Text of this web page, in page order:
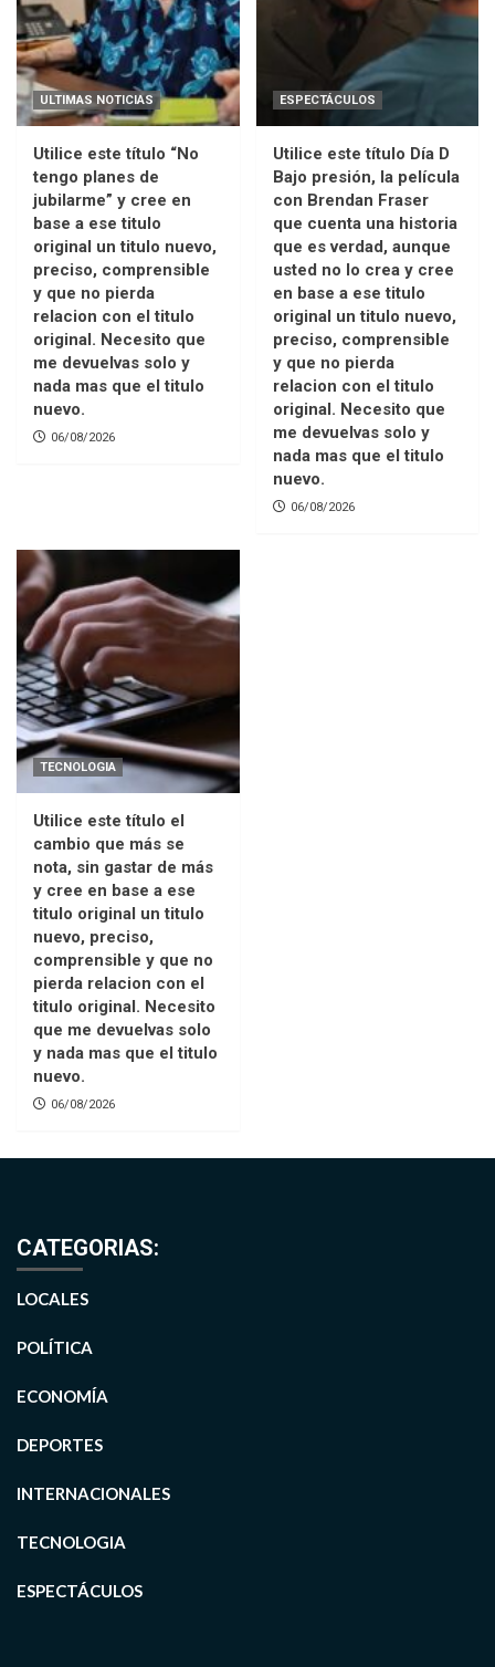
ULTIMAS NOTICIAS
Utilice este título “No
tengo planes de
jubilarme” y cree en
base a ese titulo
original un titulo nuevo,
preciso, comprensible
y que no pierda
relacion con el titulo
original. Necesito que
me devuelvas solo y
nada mas que el titulo
nuevo.
06/08/2026
ESPECTÁCULOS
Utilice este título Día D
Bajo presión, la película
con Brendan Fraser
que cuenta una historia
que es verdad, aunque
usted no lo crea y cree
en base a ese titulo
original un titulo nuevo,
preciso, comprensible
y que no pierda
relacion con el titulo
original. Necesito que
me devuelvas solo y
nada mas que el titulo
nuevo.
06/08/2026
TECNOLOGIA
Utilice este título el
cambio que más se
nota, sin gastar de más
y cree en base a ese
titulo original un titulo
nuevo, preciso,
comprensible y que no
pierda relacion con el
titulo original. Necesito
que me devuelvas solo
y nada mas que el titulo
nuevo.
06/08/2026
CATEGORIAS:
LOCALES
POLÍTICA
ECONOMÍA
DEPORTES
INTERNACIONALES
TECNOLOGIA
ESPECTÁCULOS